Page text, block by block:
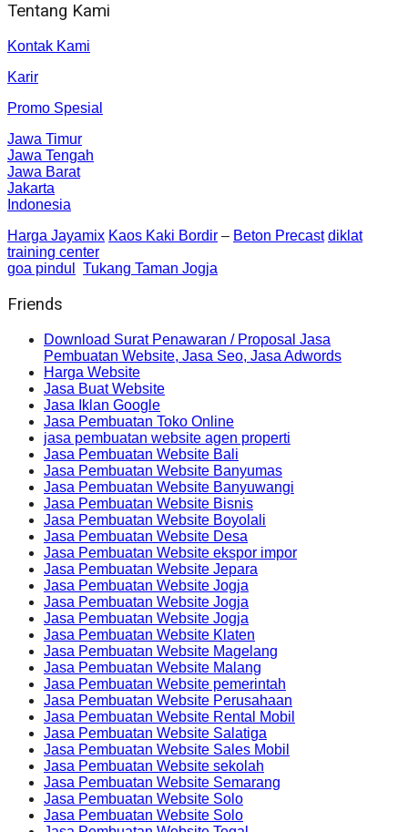
Tentang Kami
Kontak Kami
Karir
Promo Spesial
Jawa Timur
Jawa Tengah
Jawa Barat
Jakarta
Indonesia
Harga Jayamix Kaos Kaki Bordir – Beton Precast diklat
training center
goa pindul
Tukang Taman Jogja
Friends
Download Surat Penawaran / Proposal Jasa
Pembuatan Website, Jasa Seo, Jasa Adwords
Harga Website
Jasa Buat Website
Jasa Iklan Google
Jasa Pembuatan Toko Online
jasa pembuatan website agen properti
Jasa Pembuatan Website Bali
Jasa Pembuatan Website Banyumas
Jasa Pembuatan Website Banyuwangi
Jasa Pembuatan Website Bisnis
Jasa Pembuatan Website Boyolali
Jasa Pembuatan Website Desa
Jasa Pembuatan Website ekspor impor
Jasa Pembuatan Website Jepara
Jasa Pembuatan Website Jogja
Jasa Pembuatan Website Jogja
Jasa Pembuatan Website Jogja
Jasa Pembuatan Website Klaten
Jasa Pembuatan Website Magelang
Jasa Pembuatan Website Malang
Jasa Pembuatan Website pemerintah
Jasa Pembuatan Website Perusahaan
Jasa Pembuatan Website Rental Mobil
Jasa Pembuatan Website Salatiga
Jasa Pembuatan Website Sales Mobil
Jasa Pembuatan Website sekolah
Jasa Pembuatan Website Semarang
Jasa Pembuatan Website Solo
Jasa Pembuatan Website Solo